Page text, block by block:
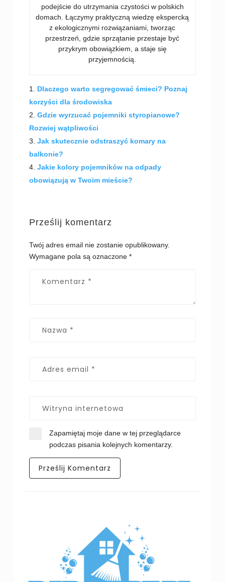
podejście do utrzymania czystości w polskich
domach. Łączymy praktyczną wiedzę ekspercką
z ekologicznymi rozwiązaniami, tworząc
przestrzeń, gdzie sprzątanie przestaje być
przykrym obowiązkiem, a staje się
przyjemnością.
Dlaczego warto segregować śmieci? Poznaj
korzyści dla środowiska
Gdzie wyrzucać pojemniki styropianowe?
Rozwiej wątpliwości
Jak skutecznie odstraszyć komary na
balkonie?
Jakie kolory pojemników na odpady
obowiązują w Twoim mieście?
Prześlij komentarz
Twój adres email nie zostanie opublikowany.
Wymagane pola są oznaczone *
Zapamiętaj moje dane w tej przeglądarce
podczas pisania kolejnych komentarzy.